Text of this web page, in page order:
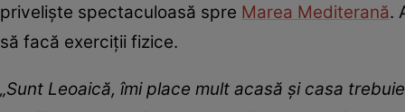
priveliște spectaculoasă spre Marea Mediterană.
să facă exerciții fizice.
„Sunt Leoaică, îmi place mult acasă și casa